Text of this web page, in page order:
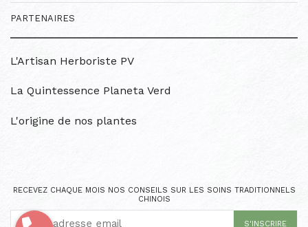
PARTENAIRES
L'Artisan Herboriste PV
La Quintessence Planeta Verd
L'origine de nos plantes
RECEVEZ CHAQUE MOIS NOS CONSEILS SUR LES SOINS TRADITIONNELS
CHINOIS